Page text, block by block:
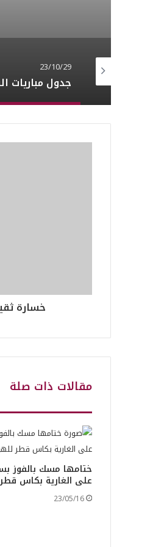
ألف ألف مبروك لمنتخبنا الوصول إلى المباراة النهائية كأس أسيا قطر 2023
23/10/29
خسارة ثقيلة من
مقالات ذات صلة
ختامها مسك بالفوز
على الغارية بكاس قطر
23/05/16